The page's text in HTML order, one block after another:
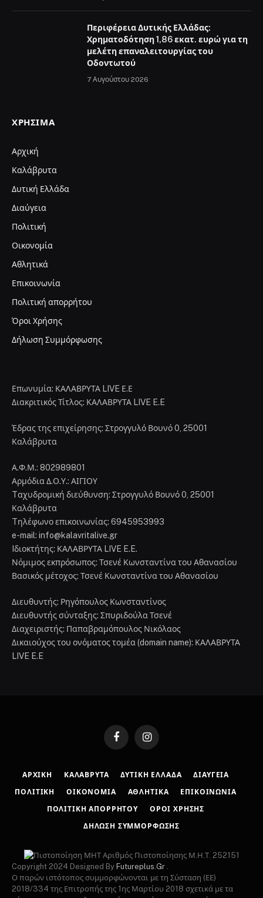
Περιφέρεια Δυτικής Ελλάδας:
Χρηματοδότηση 1,86 εκατ. ευρώ για τη
μελέτη επαναλειτουργίας του
Οδοντωτού
7 Αυγούστου 2026
ΧΡΉΣΙΜΑ
Αρχική
Καλάβρυτα
Δυτική Ελλάδα
Διαύγεια
Πολιτική
Οικονομία
Αθλητικά
Επικοινωνία
Πολιτική απορρήτου
Όροι Χρήσης
Δήλωση Συμμόρφωσης
Επωνυμία: ΚΑΛΑΒΡΥΤΑ LIVE Ε.Ε
Διακριτικός Τίτλος: ΚΑΛΑΒΡΥΤΑ LIVE E.E
Έδρας της επιχείρησης: Στρογγυλό Βουνό 0, 25001
Καλάβρυτα
Α.Φ.Μ.: 802989801
Αρμόδια Δ.Ο.Υ.: ΑΙΓΙΟΥ
Tαχυδρομική διεύθυνση: Στρογγυλό Βουνό 0, 25001
Καλάβρυτα
Tηλέφωνο επικοινωνίας: 6945953993
e-mail: info@kalavritalive.gr
Iδιοκτήτης: ΚΑΛΑΒΡΥΤΑ LIVE E.E.
Νόμιμος εκπρόσωπος: Τσενέ Κωνσταντίνα του Αθανασίου
Βασικός μέτοχος: Τσενέ Κωνσταντίνα του Αθανασίου
Διευθυντής: Ρηγόπουλος Κωνσταντίνος
Διευθυντής σύνταξης: Σπυριδούλα Τσενέ
Διαχειριστής: Παπαβραμόπουλος Νικόλαος
Δικαιούχος του ονόματος τομέα (domain name): ΚΑΛΑΒΡΥΤΑ
LIVE E.E
FacebookInstagram
ΑΡΧΙΚΉ ΚΑΛΆΒΡΥΤΑ ΔΥΤΙΚΉ ΕΛΛΆΔΑ ΔΙΑΎΓΕΙΑ
ΠΟΛΙΤΙΚΉ ΟΙΚΟΝΟΜΊΑ ΑΘΛΗΤΙΚΆ ΕΠΙΚΟΙΝΩΝΊΑ
ΠΟΛΙΤΙΚΉ ΑΠΟΡΡΉΤΟΥ ΌΡΟΙ ΧΡΉΣΗΣ
ΔΉΛΩΣΗ ΣΥΜΜΌΡΦΩΣΗΣ
Αριθμός Πιστοποίησης Μ.Η.Τ. 252151
Copyright 2024 Designed By Futureplus.Gr .
Ο παρών ιστότοπος συμμορφώνονται με τη Σύσταση (ΕΕ)
2018/334 της Επιτροπής της 1ης Μαρτίου 2018 σχετικά με τα